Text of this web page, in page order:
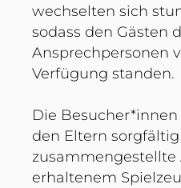
wechselten sich
sodass den Gästen
Ansprechpersonen
Verfügung standen.
Die
den Eltern sorgfältig
erhaltenem